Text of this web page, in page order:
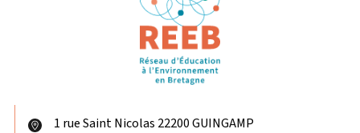
1 rue Saint Nicolas 22200 GUINGAMP